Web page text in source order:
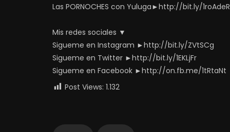
Las PORNOCHES con Yuluga►http://bit.ly/1roAdeR
Mis redes sociales ▼
Sigueme en Instagram ►http://bit.ly/ZVtSCg
Sigueme en Twitter ►http://bit.ly/1EKLjFr
Sigueme en Facebook ►http://on.fb.me/1tRtaNt
Post Views: 1.132